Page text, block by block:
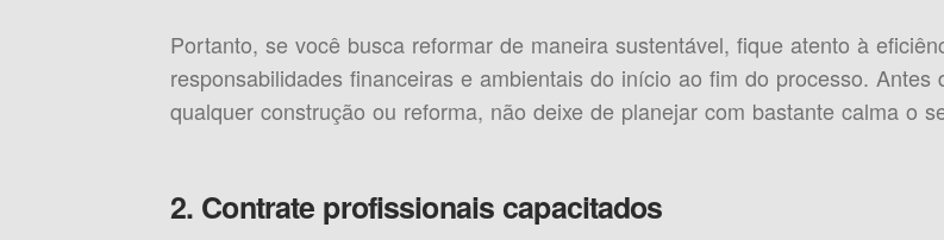
Portanto, se você busca reformar de maneira sustentável, fique atento à
responsabilidades financeiras e ambientais do início ao fim do processo. Antes
qualquer construção ou reforma, não deixe de planejar com bastante calma o
2. Contrate profissionais capacitados